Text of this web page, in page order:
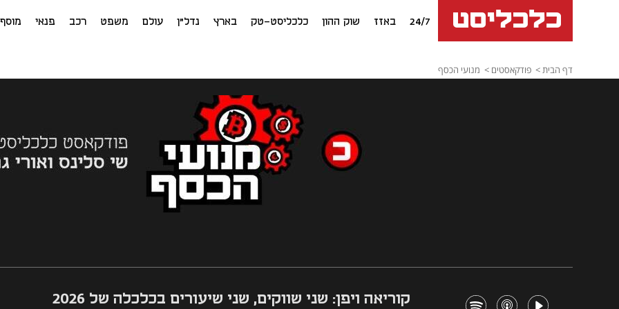
24/7 באזז שוק ההון כלכליסט-טק בארץ נדל"ן עולם משפט רכב פנאי מוסף
דף הבית פודקאסטים מנועי הכסף
קוריאה ויפן: שני שווקים, שני שיעורים בכלכלה של 2026